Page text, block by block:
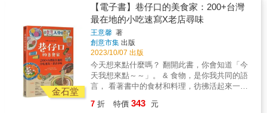
方寸之地，反而看見更多意料之外的生活況
味。 ▲最深入的口袋書：因為範圍小，所以看
得深。製作團隊實地探索一地的前世今生、居
民的一日生活切片，更用嗅覺、身體感、信仰
&hellip;&hellip;走入地方。 ▲最在地的異地
感：對很多人來說，國內鄉村地方可能比國外
更陌生。本系列標誌出台灣最小的行政單位，
以探索未知的新鮮眼光，認識在地文化。 &
／高市圖讀書會帶領人 &
的，內餡的滷三層肉通常肥瘦參半，加入酸菜
解油膩，無糖花生粉除了可提香之外還可吸收
滷汁，最後加入香菜，perfect。 ‧用鯊魚魚漿製
成的竹輪，炭烤師傅熟練地將魚漿均勻塗抹在
鋼管上，再置於炭火上均勻滾動烤至金黃。 ‧把
再來米研磨成漿，往鐵製大鍋內加水燒滾，沿
鍋邊緣慢慢倒入，把蓋子蓋上，往下銼的米漿
遇蒸氣熟而凝固，再取下後自然風乾，剪成一
片一片。這就是鼎邊銼。 &hellip;&hellip; 台灣
「呷飽沒」是一種日常問候，不管在什麼場合
金石堂
【電子書】巷仔口的美食家：200+台灣
最在地的小吃速寫X老店尋味
王意馨 著
創意市集 出版
2023/10/07 出版
今天想來點什麼嗎？ 翻開此書，你會知道「今
天我想來點～～」。 & 食物，是你我共同的語
言， 看著書中的食材和料理，彷彿活起來一
飯的口味、名稱南北各異。在北部、中部稱為
7 折 特價 343 元